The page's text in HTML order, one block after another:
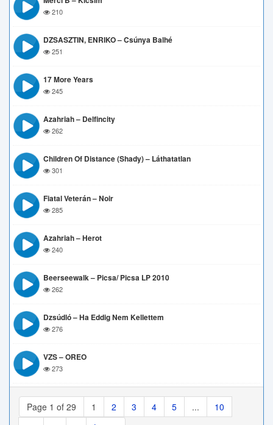
210
DZSASZTIN, ENRIKO – Csúnya Balhé
251
17 More Years
245
Azahriah – Delfincity
262
Children Of Distance (Shady) – Láthatatlan
301
Fiatal Veterán – Noir
285
Azahriah – Herot
240
Beerseewalk – Picsa/ Picsa LP 2010
262
Dzsúdló – Ha Eddig Nem Kellettem
276
VZS – OREO
273
Page 1 of 29 1 2 3 4 5 ...
10